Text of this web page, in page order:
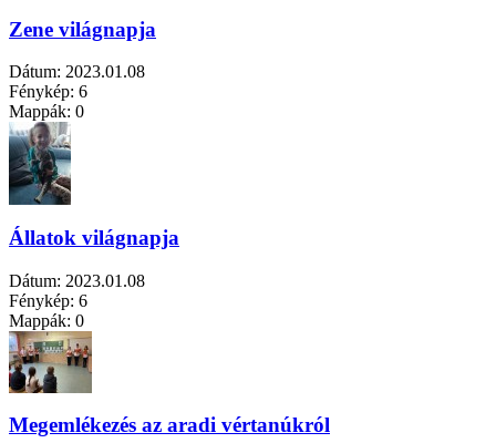
Zene világnapja
Dátum: 2023.01.08
Fénykép: 6
Mappák: 0
Állatok világnapja
Dátum: 2023.01.08
Fénykép: 6
Mappák: 0
Megemlékezés az aradi vértanúkról